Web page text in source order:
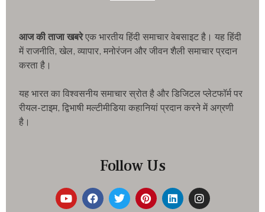
आज की ताजा खबरेएक भारतीय हिंदी समाचार वेबसाइट है। यह हिंदी
में राजनीति, खेल, व्यापार, मनोरंजन और जीवन शैली समाचार प्रदान
करता है।
यह भारत का विश्वसनीय समाचार स्रोत है और डिजिटल प्लेटफॉर्म पर
रीयल-टाइम, द्विभाषी मल्टीमीडिया कहानियां प्रदान करने में अग्रणी
है।
Follow Us